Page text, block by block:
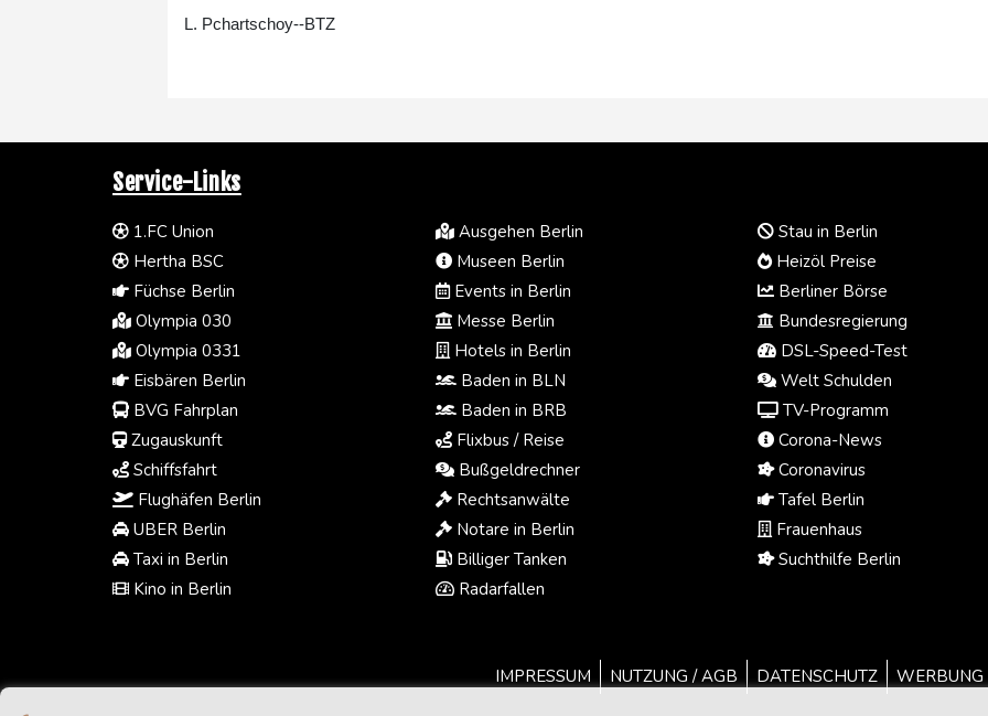
L. Pchartschoy--BTZ
Service-Links
1.FC Union
Hertha BSC
Füchse Berlin
Olympia 030
Olympia 0331
Eisbären Berlin
BVG Fahrplan
Zugauskunft
Schiffsfahrt
Flughäfen Berlin
UBER Berlin
Taxi in Berlin
Kino in Berlin
Ausgehen Berlin
Museen Berlin
Events in Berlin
Messe Berlin
Hotels in Berlin
Baden in BLN
Baden in BRB
Flixbus / Reise
Bußgeldrechner
Rechtsanwälte
Notare in Berlin
Billiger Tanken
Radarfallen
Stau in Berlin
Heizöl Preise
Berliner Börse
Bundesregierung
DSL-Speed-Test
Welt Schulden
TV-Programm
Corona-News
Coronavirus
Tafel Berlin
Frauenhaus
Suchthilfe Berlin
IMPRESSUM NUTZUNG / AGB DATENSCHUTZ WERBUNG